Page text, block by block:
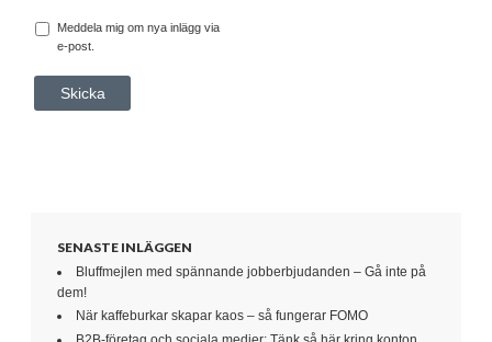
Meddela mig om nya inlägg via
e-post.
SENASTE INLÄGGEN
Bluffmejlen med spännande jobberbjudanden – Gå inte på
dem!
När kaffeburkar skapar kaos – så fungerar FOMO